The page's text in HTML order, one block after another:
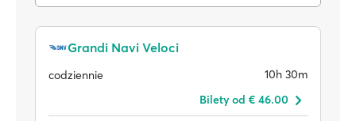
Grandi Navi Veloci
codziennie
10h 30m
Bilety od € 46.00